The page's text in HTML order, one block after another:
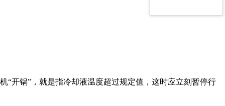
开锅”，就是指冷却液温度超过规定值，这时应立刻暂停行